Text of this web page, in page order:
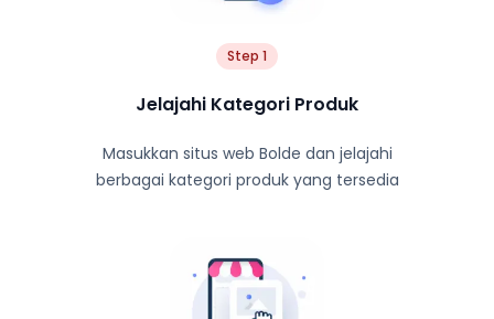
Step 1
Jelajahi Kategori Produk
Masukkan situs web Bolde dan jelajahi
berbagai kategori produk yang tersedia